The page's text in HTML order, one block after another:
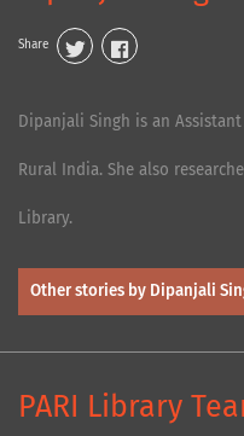
Share
Dipanjali Singh is an
Rural India. She also
Library.
Other stories by Dipanjali
PARI Library